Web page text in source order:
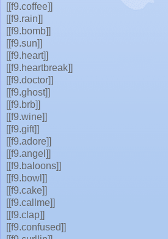
[[f9.coffee]]
[[f9.rain]]
[[f9.bomb]]
[[f9.sun]]
[[f9.heart]]
[[f9.heartbreak]]
[[f9.doctor]]
[[f9.ghost]]
[[f9.brb]]
[[f9.wine]]
[[f9.gift]]
[[f9.adore]]
[[f9.angel]]
[[f9.baloons]]
[[f9.bowl]]
[[f9.cake]]
[[f9.callme]]
[[f9.clap]]
[[f9.confused]]